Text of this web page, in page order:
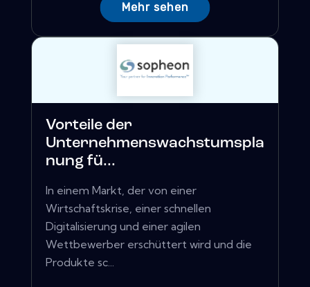
Mehr sehen
Vorteile der
Unternehmenswachstumspla
nung fü...
In einem Markt, der von einer
Wirtschaftskrise, einer schnellen
Digitalisierung und einer agilen
Wettbewerber erschüttert wird und die
Produkte sc...